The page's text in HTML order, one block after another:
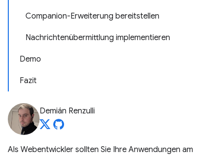
Companion-Erweiterung bereitstellen
Nachrichtenübermittlung implementieren
Demo
Fazit
Demián Renzulli
Als Webentwickler sollten Sie Ihre Anwendungen am